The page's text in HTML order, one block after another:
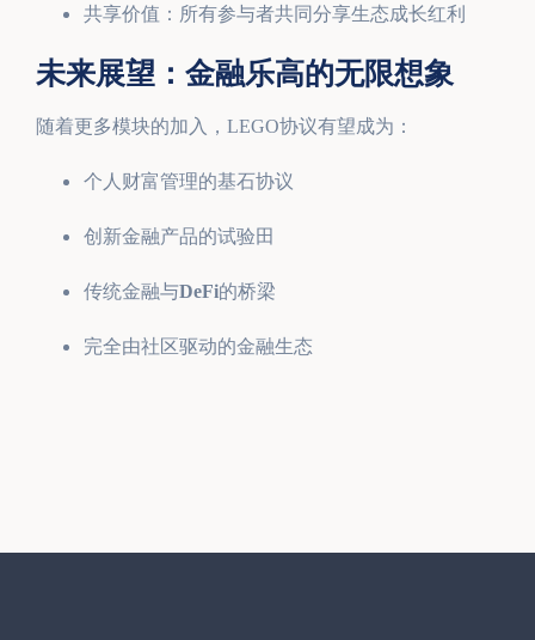
共享价值：所有参与者共同分享生态成长红利
未来展望：金融乐高的无限想象
随着更多模块的加入，LEGO协议有望成为：
个人财富管理的基石协议
创新金融产品的试验田
传统金融与DeFi的桥梁
完全由社区驱动的金融生态